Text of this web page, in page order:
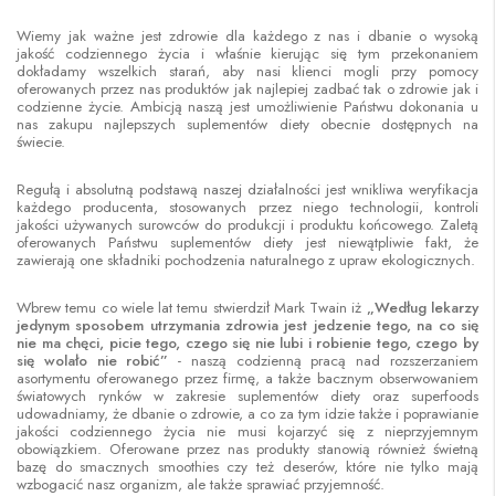
Wiemy jak ważne jest zdrowie dla każdego z nas i dbanie o wysoką
jakość codziennego życia i właśnie kierując się tym przekonaniem
dokładamy wszelkich starań, aby nasi klienci mogli przy pomocy
oferowanych przez nas produktów jak najlepiej zadbać tak o zdrowie jak i
codzienne życie. Ambicją naszą jest umożliwienie Państwu dokonania u
nas zakupu najlepszych suplementów diety obecnie dostępnych na
świecie.
Regułą i absolutną podstawą naszej działalności jest wnikliwa weryfikacja
każdego producenta, stosowanych przez niego technologii, kontroli
jakości używanych surowców do produkcji i produktu końcowego. Zaletą
oferowanych Państwu suplementów diety jest niewątpliwie fakt, że
zawierają one składniki pochodzenia naturalnego z upraw ekologicznych.
Wbrew temu co wiele lat temu stwierdził Mark Twain iż „Według lekarzy
jedynym sposobem utrzymania zdrowia jest jedzenie tego, na co się
nie ma chęci, picie tego, czego się nie lubi i robienie tego, czego by
się wolało nie robić”- naszą codzienną pracą nad rozszerzaniem
asortymentu oferowanego przez firmę, a także bacznym obserwowaniem
światowych rynków w zakresie suplementów diety oraz superfoods
udowadniamy, że dbanie o zdrowie, a co za tym idzie także i poprawianie
jakości codziennego życia nie musi kojarzyć się z nieprzyjemnym
obowiązkiem. Oferowane przez nas produkty stanowią również świetną
bazę do smacznych smoothies czy też deserów, które nie tylko mają
wzbogacić nasz organizm, ale także sprawiać przyjemność.